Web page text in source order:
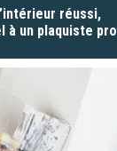
réussi,
à un plaquiste pro